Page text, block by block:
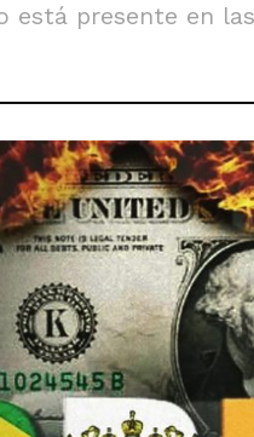
está presente en